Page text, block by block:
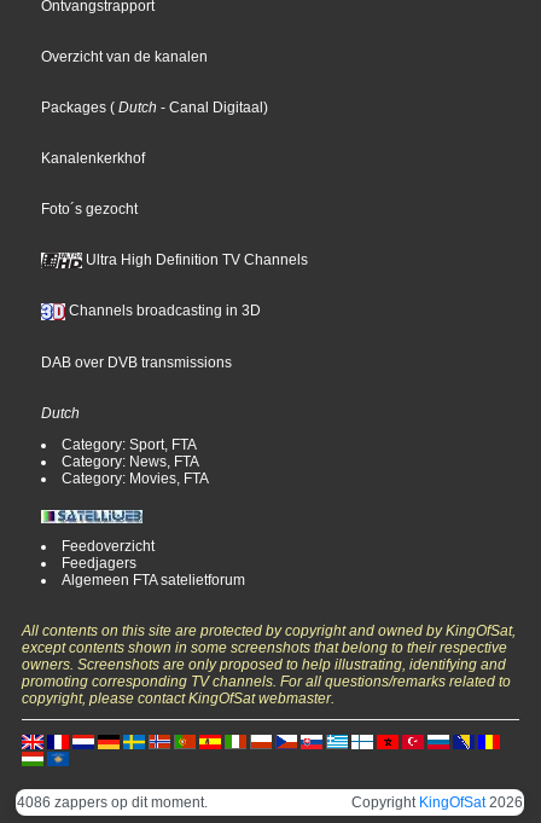
Ontvangstrapport
Overzicht van de kanalen
Packages ( Dutch - Canal Digitaal)
Kanalenkerkhof
Foto´s gezocht
Ultra High Definition TV Channels
Channels broadcasting in 3D
DAB over DVB transmissions
Dutch
Category: Sport, FTA
Category: News, FTA
Category: Movies, FTA
Feedoverzicht
Feedjagers
Algemeen FTA satelietforum
All contents on this site are protected by copyright and owned by KingOfSat,
except contents shown in some screenshots that belong to their respective
owners. Screenshots are only proposed to help illustrating, identifying and
promoting corresponding TV channels. For all questions/remarks related to
copyright, please contact KingOfSat webmaster.
4086 zappers op dit moment. Copyright KingOfSat2026